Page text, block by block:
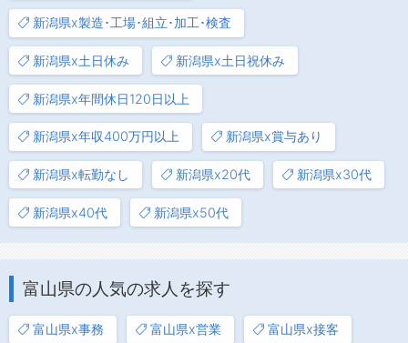
新潟県x製造･工場･組立･加工･検査
新潟県x土日休み 新潟県x土日祝休み
新潟県x年間休日120日以上
新潟県x年収400万円以上 新潟県x賞与あり
新潟県x転勤なし 新潟県x20代 新潟県x30代
新潟県x40代 新潟県x50代
富山県の人気の求人を探す
富山県x事務 富山県x営業 富山県x接客